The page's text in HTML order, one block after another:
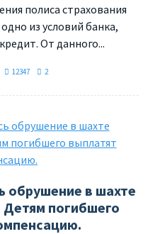
полиса страхования
из условий банка,
От данного...
12347 2
обрушение в шахте
Детям погибшего